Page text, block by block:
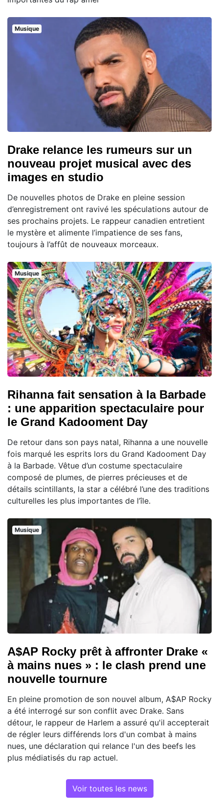
Musique
Drake relance les rumeurs sur un
nouveau projet musical avec des
images en studio
De nouvelles photos de Drake en pleine session
d’enregistrement ont ravivé les spéculations autour de
ses prochains projets. Le rappeur canadien entretient
le mystère et alimente l’impatience de ses fans,
toujours à l’affût de nouveaux morceaux.
Musique
Rihanna fait sensation à la Barbade
: une apparition spectaculaire pour
le Grand Kadooment Day
De retour dans son pays natal, Rihanna a une nouvelle
fois marqué les esprits lors du Grand Kadooment Day
à la Barbade. Vêtue d’un costume spectaculaire
composé de plumes, de pierres précieuses et de
détails scintillants, la star a célébré l’une des traditions
culturelles les plus importantes de l’île.
Musique
A$AP Rocky prêt à affronter Drake «
à mains nues » : le clash prend une
nouvelle tournure
En pleine promotion de son nouvel album, A$AP Rocky
a été interrogé sur son conflit avec Drake. Sans
détour, le rappeur de Harlem a assuré qu'il accepterait
de régler leurs différends lors d'un combat à mains
nues, une déclaration qui relance l'un des beefs les
plus médiatisés du rap actuel.
Voir toutes les news